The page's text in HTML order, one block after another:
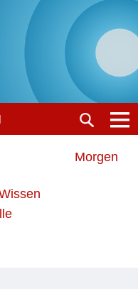
Morgen